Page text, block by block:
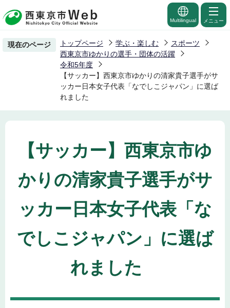
の
ー
Multilingual メニュー
現在のページ トップページ 学ぶ・楽しむ
スポーツ
西東京市ゆかりの選手・団体の活躍
令和5年度
【サッカー】西東京市ゆかりの清家貴子選手がサ
ッカー日本女子代表「なでしこジャパン」に選ば
れました
【サッカー】西東京市ゆ
かりの清家貴子選手がサ
ッカー日本女子代表「な
でしこジャパン」に選ば
れました